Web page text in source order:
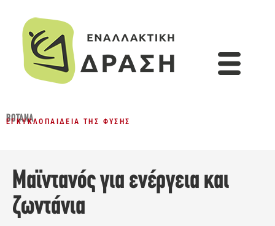
ΒΌΤΑΝΑ
ΕΓΚΥΚΛΟΠΑΊΔΕΙΑ ΤΗΣ ΦΎΣΗΣ
Μαϊντανός για ενέργεια και
ζωντάνια